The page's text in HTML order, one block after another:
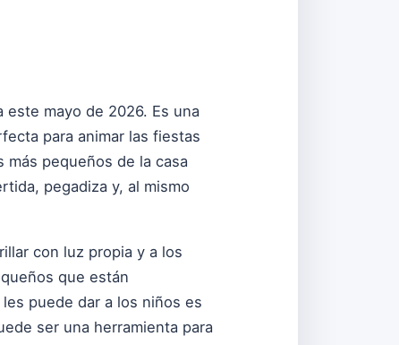
mayo de 2026. Es una
para animar las fiestas
pequeños de la casa
pegadiza y, al mismo
con luz propia y a los
que están
puede dar a los niños es
ser una herramienta para